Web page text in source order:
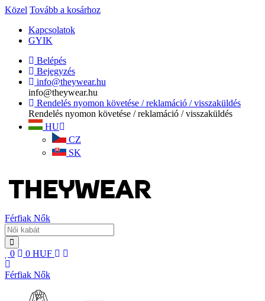
Közel Tovább a kosárhoz
Kapcsolatok
GYIK
Belépés
Bejegyzés
info@theywear.hu
info@theywear.hu
Rendelés nyomon követése / reklamáció / visszaküldés
Rendelés nyomon követése / reklamáció / visszaküldés
HU
CZ
SK
Férfiak Nők
0 0 HUF
Férfiak Nők